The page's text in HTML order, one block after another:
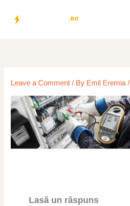
content
Leave a Comment / By Emil Eremia/
Lasă un răspuns